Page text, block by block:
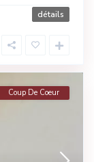
détails
Coup De Coeur